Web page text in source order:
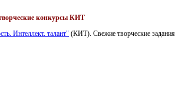
конкурсы КИТ
Интеллект. талант" (КИТ). Свежие творческие